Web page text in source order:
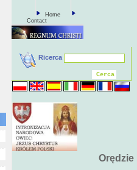
Home
Contact
Ricerca
Orędzie